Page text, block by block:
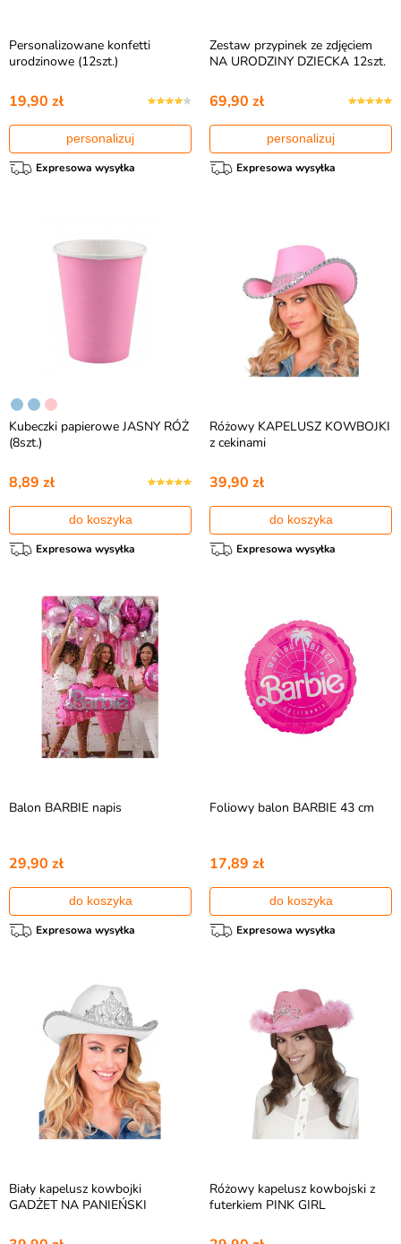
Personalizowane konfetti
urodzinowe (12szt.)
19,90 zł
personalizuj
Expresowa wysyłka
Zestaw przypinek ze zdjęciem
NA URODZINY DZIECKA 12szt.
69,90 zł
personalizuj
Expresowa wysyłka
Kubeczki papierowe JASNY RÓŻ
(8szt.)
8,89 zł
do koszyka
Expresowa wysyłka
Różowy KAPELUSZ KOWBOJKI
z cekinami
39,90 zł
do koszyka
Expresowa wysyłka
Balon BARBIE napis
29,90 zł
do koszyka
Expresowa wysyłka
Foliowy balon BARBIE 43 cm
17,89 zł
do koszyka
Expresowa wysyłka
Biały kapelusz kowbojki
GADŻET NA PANIEŃSKI
Różowy kapelusz kowbojski z
futerkiem PINK GIRL